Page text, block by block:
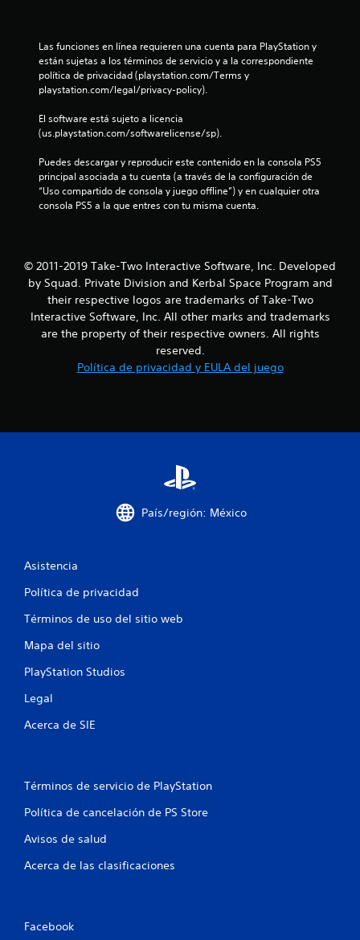
n
Las funciones en línea requieren una cuenta para PlayStation y
están sujetas a los términos de servicio y a la correspondiente
política de privacidad (playstation.com/Terms y
playstation.com/legal/privacy-policy).
El software está sujeto a licencia
(us.playstation.com/softwarelicense/sp).
Puedes descargar y reproducir este contenido en la consola PS5
principal asociada a tu cuenta (a través de la configuración de
“Uso compartido de consola y juego offline”) y en cualquier otra
consola PS5 a la que entres con tu misma cuenta.
© 2011-2019 Take-Two Interactive Software, Inc. Developed
by Squad. Private Division and Kerbal Space Program and
their respective logos are trademarks of Take-Two
Interactive Software, Inc. All other marks and trademarks
are the property of their respective owners. All rights
reserved.
Política de privacidad y EULA del juego
País/región: México
Asistencia
Política de privacidad
Términos de uso del sitio web
Mapa del sitio
PlayStation Studios
Legal
Acerca de SIE
Términos de servicio de PlayStation
Política de cancelación de PS Store
Avisos de salud
Acerca de las clasificaciones
Facebook